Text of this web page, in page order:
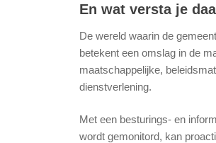
En wat versta je
De wereld waarin de
betekent een omslag in de
maatschappelijke,
dienstverlening.
Met een besturings- en
wordt gemonitord, kan